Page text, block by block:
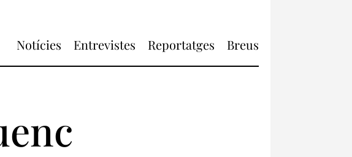
Notícies Entrevistes Reportatges Breus